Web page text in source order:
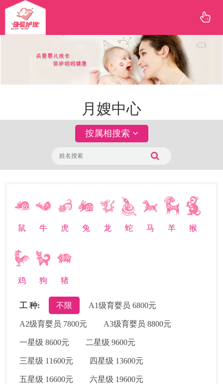
月嫂中心
按属相搜索
鼠 牛 虎 兔 龙 蛇 马 羊 猴
鸡 狗 猪
工 种: 不限 A1级育婴员 6800元
A2级育婴员 7800元 A3级育婴员 8800元
一星级 8600元 二星级 9600元
三星级 11600元 四星级 13600元
五星级 16600元 六星级 19600元